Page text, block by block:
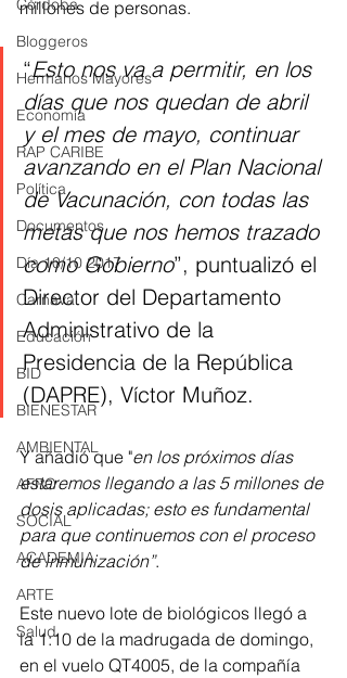
Córdoba
Bloggeros
Hermanos Mayores
Economía
RAP CARIBE
Política
Documentos
Día 10/10 2017
Carnaval
Educación
BID
BIENESTAR
AMBIENTAL
AFRO
SOCIAL
ACADEMIA
ARTE
Salud
millones de personas.
“Esto nos va a permitir, en los
días que nos quedan de abril
y el mes de mayo, continuar
avanzando en el Plan Nacional
de Vacunación, con todas las
metas que nos hemos trazado
como Gobierno”, puntualizó el
Director del Departamento
Administrativo de la
Presidencia de la República
(DAPRE), Víctor Muñoz.
Y añadió que "en los próximos días
estaremos llegando a las 5 millones de
dosis aplicadas; esto es fundamental
para que continuemos con el proceso
de inmunización”.
Este nuevo lote de biológicos llegó a
la 1:10 de la madrugada de domingo,
en el vuelo QT4005, de la compañía